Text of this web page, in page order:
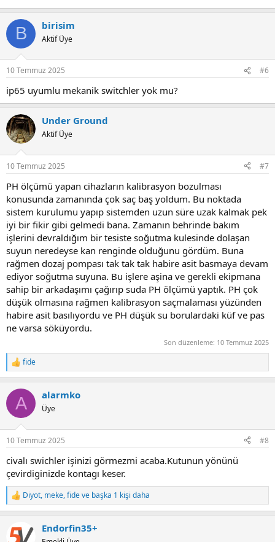
B birisim
Aktif Üye
10 Temmuz 2025 #6
ip65 uyumlu mekanik switchler yok mu?
Under Ground
Aktif Üye
10 Temmuz 2025 #7
PH ölçümü yapan cihazların kalibrasyon bozulması
konusunda zamanında çok saç baş yoldum. Bu noktada
sistem kurulumu yapıp sistemden uzun süre uzak kalmak pek
iyi bir fikir gibi gelmedi bana. Zamanın behrinde bakım
işlerini devraldığım bir tesiste soğutma kulesinde dolaşan
suyun neredeyse kan renginde olduğunu gördüm. Buna
rağmen dozaj pompası tak tak tak habire asit basmaya devam
ediyor soğutma suyuna. Bu işlere aşina ve gerekli ekipmana
sahip bir arkadaşımı çağırıp suda PH ölçümü yaptık. PH çok
düşük olmasına rağmen kalibrasyon saçmalaması yüzünden
habire asit basılıyordu ve PH düşük su borulardaki küf ve pas
ne varsa söküyordu.
Son düzenleme: 10 Temmuz 2025
R
e
c
i
s
fide
A alarmko
Üye
10 Temmuz 2025 #8
civalı swichler işinizi görmezmi acaba.Kutunun yönünü
çevirdiginizde kontagı keser.
R
e
c
t
Diyot, meke,fideve başka 1 kişi daha
Endorfin35+